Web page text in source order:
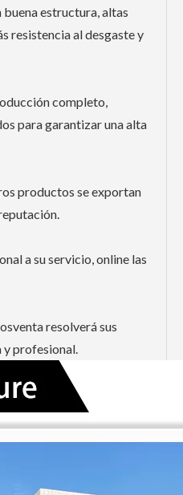
estructura, altas
resistencia al desgaste y
completo,
para garantizar una alta
productos se exportan
a su servicio, online las
resolverá sus
profesional.